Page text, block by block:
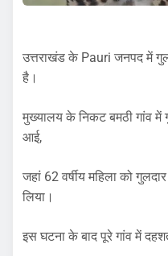
उत्तराखंड के Pauri जनपद में
है।
मुख्यालय के निकट बमठी गांव में
आई,
जहां 62 वर्षीय महिला को
लिया।
इस घटना के बाद पूरे गांव में